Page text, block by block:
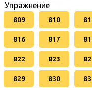
Упражнение
809 810
816 817
822 823
829 830